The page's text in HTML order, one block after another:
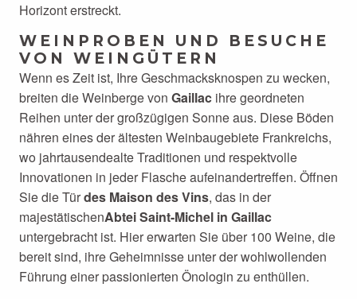
Horizont erstreckt.
WEINPROBEN UND BESUCHE
VON WEINGÜTERN
Wenn es Zeit ist, Ihre Geschmacksknospen zu wecken,
breiten die Weinberge von Gaillac ihre geordneten
Reihen unter der großzügigen Sonne aus. Diese Böden
nähren eines der ältesten Weinbaugebiete Frankreichs,
wo jahrtausendealte Traditionen und respektvolle
Innovationen in jeder Flasche aufeinandertreffen. Öffnen
Sie die Türdes Maison des Vins, das in der
majestätischenAbtei Saint-Michel in Gaillac
untergebracht ist. Hier erwarten Sie über 100 Weine, die
bereit sind, ihre Geheimnisse unter der wohlwollenden
Führung einer passionierten Önologin zu enthüllen.